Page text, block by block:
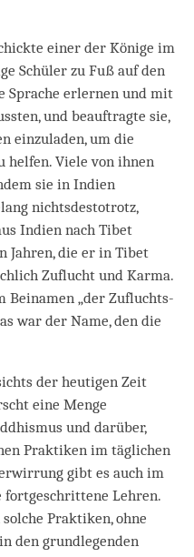
einer der Könige im
Schüler zu Fuß auf den
Sprache erlernen und mit
und beauftragte sie,
einzuladen, um die
helfen. Viele von ihnen
sie in Indien
nichtsdestotrotz,
Indien nach Tibet
Jahren, die er in Tibet
Zuflucht und Karma.
Beinamen „der Zufluchts-
war der Name, den die
der heutigen Zeit
eine Menge
und darüber,
Praktiken im täglichen
gibt es auch im
Lehren.
Praktiken, ohne
den grundlegenden